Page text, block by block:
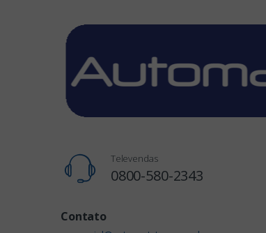
Televendas
0800-580-2343
Contato